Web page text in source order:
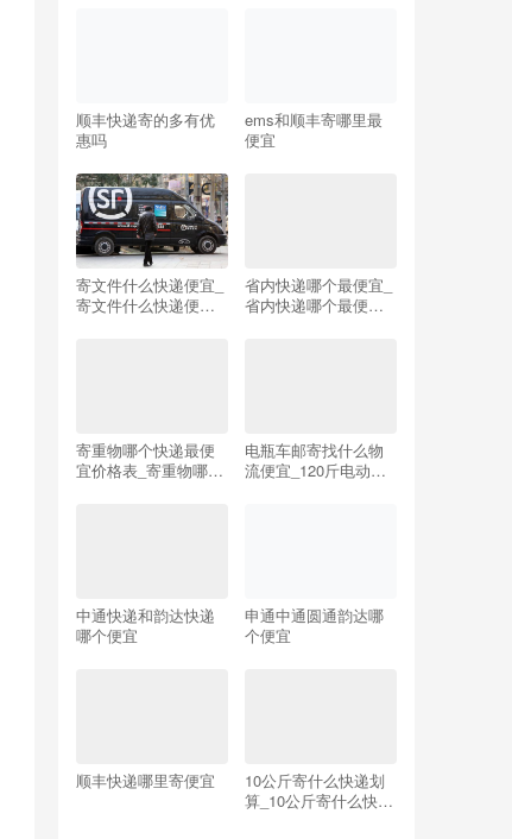
顺丰快递寄的多有优
惠吗
ems和顺丰寄哪里最
便宜
寄文件什么快递便宜_
寄文件什么快递便宜
省内快递哪个最便宜_
省内快递哪个最便宜
寄重物哪个快递最便
宜价格表_寄重物哪个
电瓶车邮寄找什么物
流便宜_120斤电动车
中通快递和韵达快递
哪个便宜
申通中通圆通韵达哪
个便宜
顺丰快递哪里寄便宜
10公斤寄什么快递划
算_10公斤寄什么快递